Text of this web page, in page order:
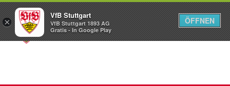
Menü
×
VfB Stuttgart
VfB Stuttgart 1893 AG
Gratis - In Google Play
ÖFFNEN